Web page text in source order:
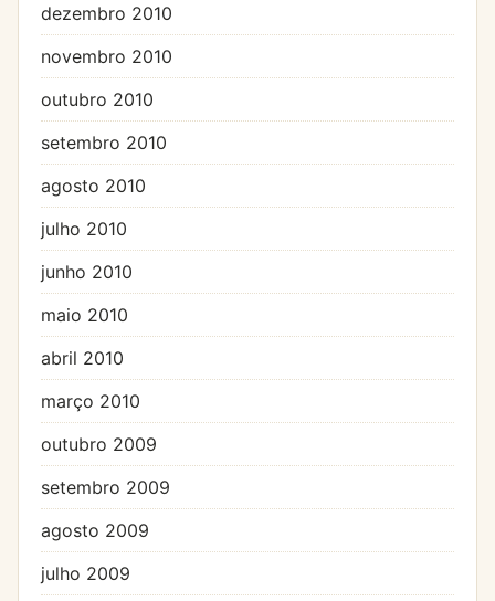
dezembro 2010
novembro 2010
outubro 2010
setembro 2010
agosto 2010
julho 2010
junho 2010
maio 2010
abril 2010
março 2010
outubro 2009
setembro 2009
agosto 2009
julho 2009